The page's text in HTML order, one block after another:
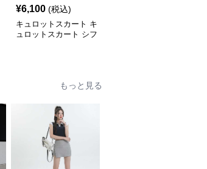
¥6,100 (税込)
キュロットスカート キ
ュロットスカート シフ
もっと見る